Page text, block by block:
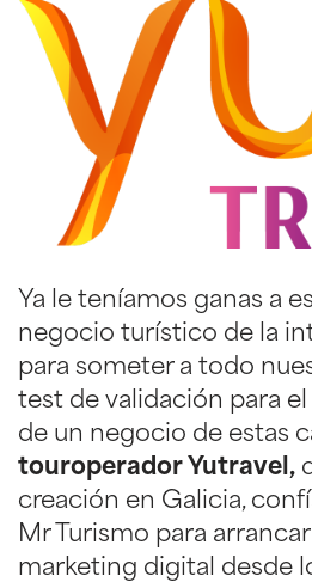
Ya le teníamos ganas a
negocio turístico de la
para someter a todo
test de validación para el
de un negocio de estas
touroperador Yutravel,
creación en Galicia,
Mr Turismo para
marketing digital desde